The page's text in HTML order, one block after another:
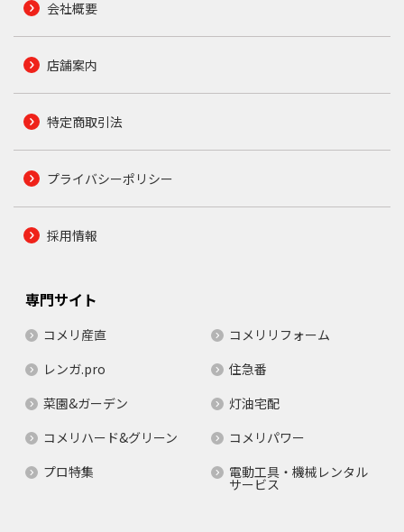
会社概要
店舗案内
特定商取引法
プライバシーポリシー
採用情報
専門サイト
コメリ産直
コメリリフォーム
レンガ.pro
住急番
菜園&ガーデン
灯油宅配
コメリハード&グリーン
コメリパワー
プロ特集
電動工具・機械レンタル
サービス